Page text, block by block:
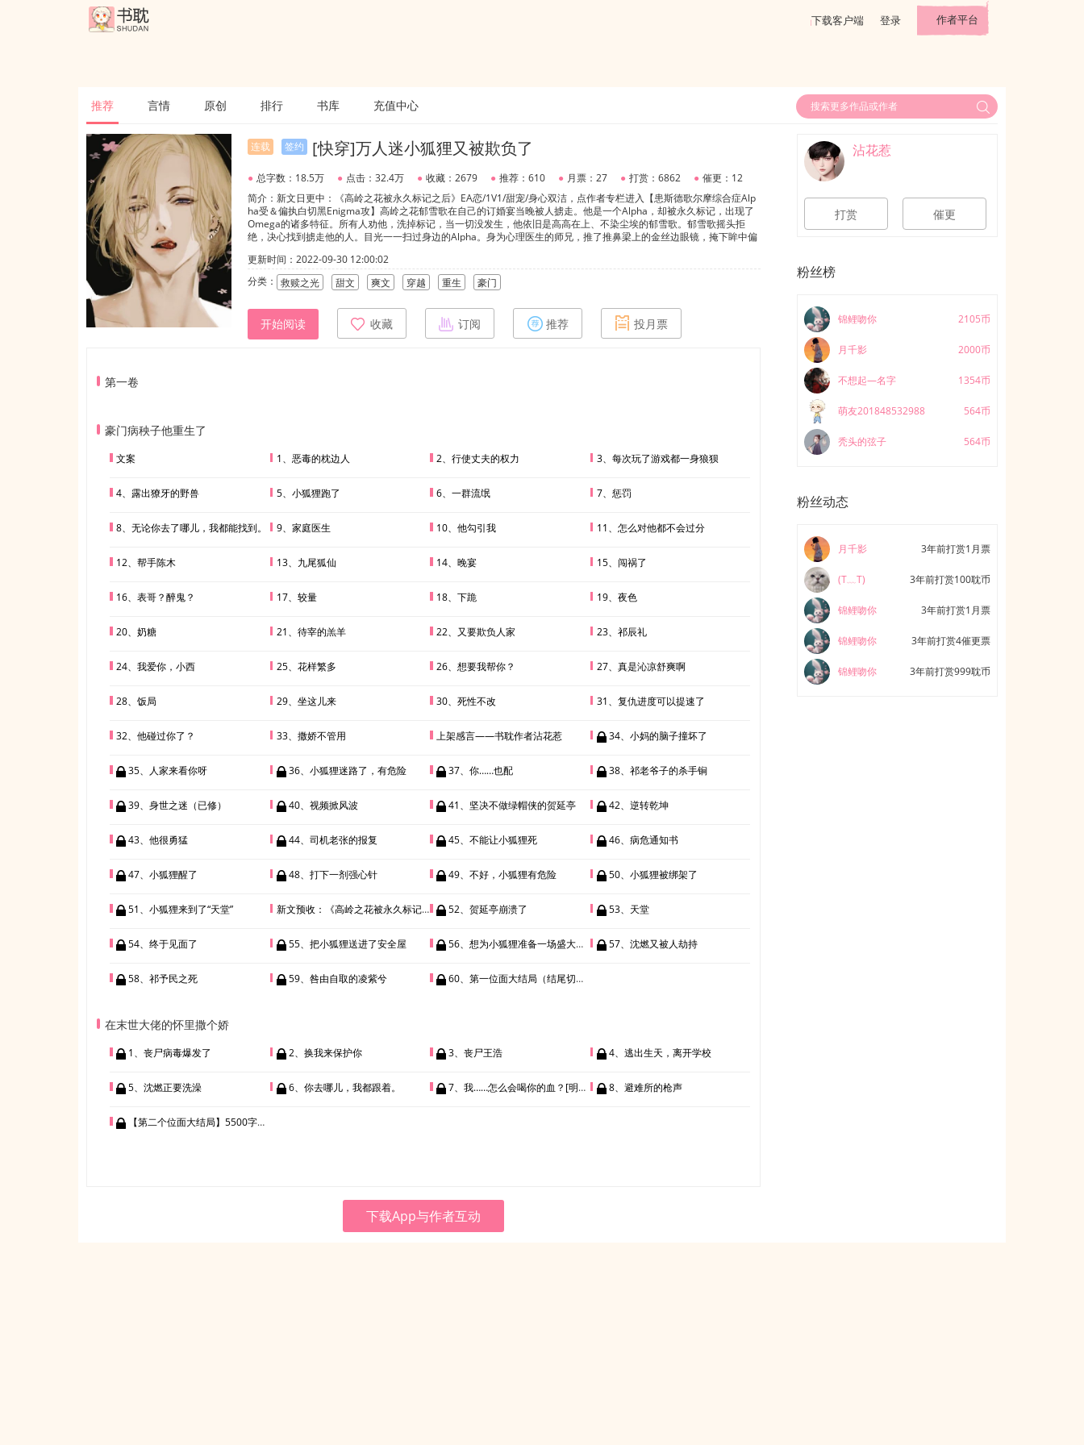
下载客户端 登录 作者平台
推荐 言情 原创 排行 书库 充值中心
连载 签约 [快穿]万人迷小狐狸又被欺负了
● 总字数：18.5万 ● 点击：32.4万 ● 收藏：2679 ● 推荐：610 ● 月票：27 ● 打赏：6862 ● 催更：12
简介：新文日更中：《高岭之花被永久标记之后》EA恋/1V1/甜宠/身心双洁，点作者专栏进入【患斯德歌尔摩综合症Alp
ha受＆偏执白切黑Enigma攻】高岭之花郁雪歌在自己的订婚宴当晚被人掳走。他是一个Alpha，却被永久标记，出现了
Omega的诸多特征。所有人劝他，洗掉标记，当一切没发生，他依旧是高高在上、不染尘埃的郁雪歌。郁雪歌摇头拒
绝，决心找到掳走他的人。目光一一扫过身边的Alpha。身为心理医生的师兄，推了推鼻梁上的金丝边眼镜，掩下眸中偏
你，也是想要保护你啊。”成为军痞子的往日同学，用舌尖抵了抵被扇得火辣辣的脸颊，轻笑一声。“你还是那么辣，可我
就是喜欢，怎么办？”一心想要成为Alpha，他的omega未婚夫，抹掉眼泪，态度坚决道：“无论如何，婚约继续。”传说，
能够标记Alpha的只有Enigma，会不会就在其中？“你竟然不肯洗掉标记。”Enigma声音粗重，抚摸着郁雪歌修长天鹅颈
&每个世界里金手指逆天的大佬攻.主神沈燃本是一只无忧无虑的小狐狸，自小在主神的庇护下长大，最大爱好便是跟主神
一起“玩游戏”有一天，他因亵渎神明，被投进快穿世界，成为导致男主命运凄惨的恶毒反派。QAQ好怕～为了改变将死的
宿命,小狐狸只能使出最强技能，缠着每个恨他入骨的男主一起做游戏，于是，之后……被害得家破人亡的豪门少爷重生归
更新时间：2022-09-30 12:00:02
分类： 救赎之光 甜文 爽文 穿越 重生 豪门
开始阅读 收藏 订阅 推荐 投月票
第一卷
豪门病秧子他重生了
文案 1、恶毒的枕边人 2、行使丈夫的权力 3、每次玩了游戏都一身狼狈
4、露出獠牙的野兽 5、小狐狸跑了 6、一群流氓 7、惩罚
8、无论你去了哪儿，我都能找到。 9、家庭医生 10、他勾引我 11、怎么对他都不会过分
12、帮手陈木 13、九尾狐仙 14、晚宴 15、闯祸了
16、表哥？醉鬼？ 17、较量 18、下跪 19、夜色
20、奶糖 21、待宰的羔羊 22、又要欺负人家 23、祁辰礼
24、我爱你，小西 25、花样繁多 26、想要我帮你？ 27、真是沁凉舒爽啊
28、饭局 29、坐这儿来 30、死性不改 31、复仇进度可以提速了
32、他碰过你了？ 33、撒娇不管用 上架感言——书耽作者沾花惹 34、小妈的脑子撞坏了
35、人家来看你呀 36、小狐狸迷路了，有危险 37、你……也配 38、祁老爷子的杀手锏
39、身世之迷（已修） 40、视频掀风波 41、坚决不做绿帽侠的贺延亭 42、逆转乾坤
43、他很勇猛 44、司机老张的报复 45、不能让小狐狸死 46、病危通知书
47、小狐狸醒了 48、打下一剂强心针 49、不好，小狐狸有危险 50、小狐狸被绑架了
51、小狐狸来到了“天堂” 新文预收：《高岭之花被永久标记之后》 52、贺延亭崩溃了 53、天堂
54、终于见面了 55、把小狐狸送进了安全屋 56、想为小狐狸准备一场盛大的婚礼（今日双更） 57、沈燃又被人劫持
58、祁予民之死 59、咎由自取的凌紫兮 60、第一位面大结局（结尾切入末世位面）
在末世大佬的怀里撒个娇
1、丧尸病毒爆发了 2、换我来保护你 3、丧尸王浩 4、逃出生天，离开学校
5、沈燃正要洗澡 6、你去哪儿，我都跟着。 7、我……怎么会喝你的血？[明日第二位面大结局] 8、避难所的枪声
【第二个位面大结局】5500字大肥章
下载App与作者互动
沾花惹
打赏 催更
粉丝榜
锦鲤吻你 2105币
月千影 2000币
不想起—名字 1354币
萌友201848532988 564币
秃头的弦子 564币
粉丝动态
月千影 3年前打赏1月票
(T﹏T) 3年前打赏100耽币
锦鲤吻你 3年前打赏1月票
锦鲤吻你 3年前打赏4催更票
锦鲤吻你 3年前打赏999耽币